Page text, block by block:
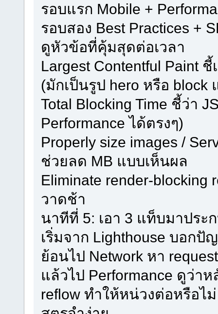
รอบแรก Mobile +
รอบสอง Best Practices +
ดูหัวข้อที่คุ้มสุดต่อเวลา
Largest Contentful Paint
(มักเป็นรูป hero หรือ block
Total Blocking Time ชี้ว่า
Performance ได้ตรงๆ)
Properly size images /
ช่วยลด MB แบบเห็นผล
Eliminate render-
วาดช้า
นาทีที่ 5: เอา 3 แท็บมาประ
เริ่มจาก Lighthouse บอกปั
ย้อนไป Network หา
แล้วไป Performance ดูว่า
reflow ทำให้หน่วงต่อหรือไม่